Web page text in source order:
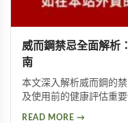
威而鋼禁忌全面解析
南
本文深入解析威而鋼的
及使用前的健康評估重
READ MORE →